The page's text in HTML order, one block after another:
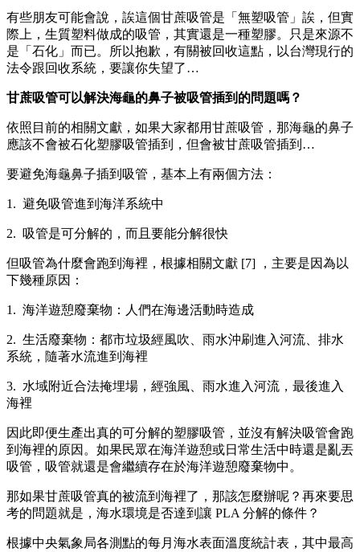
有些朋友可能會說，誒這個甘蔗吸管是「無塑吸管」誒，但實
際上，生質塑料做成的吸管，其實還是一種塑膠。只是來源不
是「石化」而已。所以抱歉，有關被回收這點，以台灣現行的
法令跟回收系統，要讓你失望了…
甘蔗吸管可以解決海龜的鼻子被吸管插到的問題嗎？
依照目前的相關文獻，如果大家都用甘蔗吸管，那海龜的鼻子
應該不會被石化塑膠吸管插到，但會被甘蔗吸管插到…
要避免海龜鼻子插到吸管，基本上有兩個方法：
1. 避免吸管進到海洋系統中
2. 吸管是可分解的，而且要能分解很快
但吸管為什麼會跑到海裡，根據相關文獻 [7] ，主要是因為以
下幾種原因：
1. 海洋遊憩廢棄物：人們在海邊活動時造成
2. 生活廢棄物：都市垃圾經風吹、雨水沖刷進入河流、排水
系統，隨著水流進到海裡
3. 水域附近合法掩埋場，經強風、雨水進入河流，最後進入
海裡
因此即便生產出真的可分解的塑膠吸管，並沒有解決吸管會跑
到海裡的原因。如果民眾在海洋遊憩或日常生活中時還是亂丟
吸管，吸管就還是會繼續存在於海洋遊憩廢棄物中。
那如果甘蔗吸管真的被流到海裡了，那該怎麼辦呢？再來要思
考的問題就是，海水環境是否達到讓 PLA 分解的條件？
根據中央氣象局各測點的每月海水表面溫度統計表，其中最高